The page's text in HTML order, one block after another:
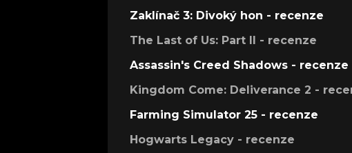
Zaklínač 3: Divoký hon - recenze
The Last of Us: Part II - recenze
Assassin's Creed Shadows - recenze
Kingdom Come: Deliverance 2 -
Farming Simulator 25 - recenze
Hogwarts Legacy - recenze